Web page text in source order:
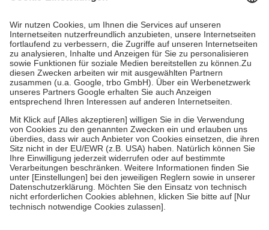
Tierprodukt
Nurexan LT ad us. vet. 100 St Tabletten
100 St
Tabletten
-25% UVP: 23,31 €
17,45 €